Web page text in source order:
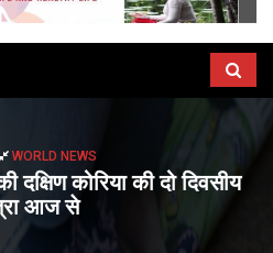
WORLD NEWS
कोरिया की दो दिवसीय
आज से